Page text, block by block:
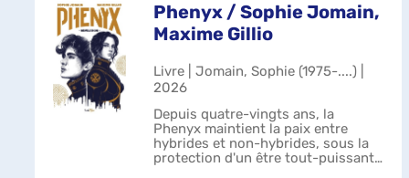
Phenyx / Sophie Jomain,
Maxime Gillio
Livre | Jomain, Sophie (1975-....) |
2026
Depuis quatre-vingts ans, la
Phenyx maintient la paix entre
hybrides et non-hybrides, sous la
protection d'un être tout-puissant :